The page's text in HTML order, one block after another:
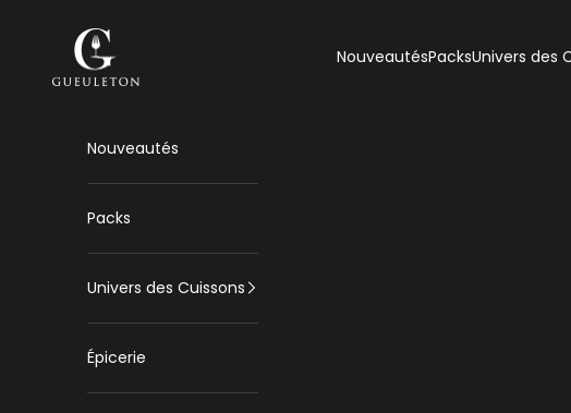
Gueuleton
NouveautésPacksUnivers des
Nouveautés
Packs
Univers des Cuissons
Épicerie